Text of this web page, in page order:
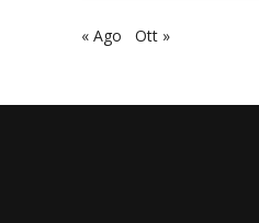
« Ago Ott »